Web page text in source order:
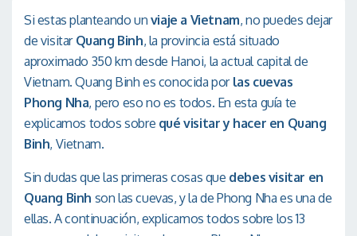
Si estas planteando un viaje a Vietnam, no puedes dejar
de visitarQuang Binh, la provincia está situado
aproximado 350 km desde Hanoi, la actual capital de
Vietnam. Quang Binh es conocida por las cuevas
Phong Nha, pero eso no es todos. En esta guía te
explicamos todos sobre qué visitar y hacer en Quang
Binh, Vietnam.
Sin dudas que las primeras cosas que debes visitar en
Quang Binh son las cuevas, y la de Phong Nha es una de
ellas. A continuación, explicamos todos sobre los 13